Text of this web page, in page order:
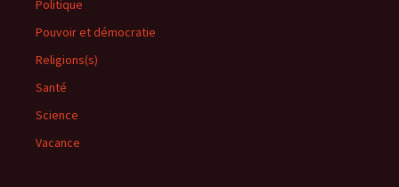
Politique
Pouvoir et démocratie
Religions(s)
Santé
Science
Vacance